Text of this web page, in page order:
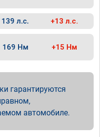
139 л.с. +13 л.с.
169 Нм +15 Нм
гарантируются
автомобиле.